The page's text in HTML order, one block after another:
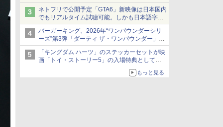
「おもちもちもちクッション」など今年だけの
限定商品が登場
ネトフリで公開予定「GTA6」新映像は日本国内
でもリアルタイム試聴可能。しかも日本語字幕
付き
Netflixから公式回答あり
バーガーキング、2026年“ワンパウンダーシリ
ーズ”第3弾「ダーティ ザ・ワンパウンダー」を
8月7日発売
「特製ガーリックマヨソース」を使用した超大
型チーズバーガー
「キングダム ハーツ」のステッカーセットが映
画「トイ・ストーリー5」の入場特典として配
本日8月7日より先着・数量限定で配布
もっと見る